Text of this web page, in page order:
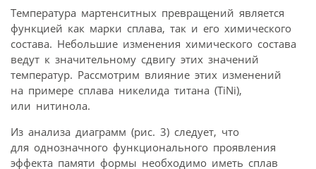
Температура мартенситных превращений является
функцией как марки сплава, так и его химического
состава. Небольшие изменения химического состава
ведут к значительному сдвигу этих значений
температур. Рассмотрим влияние этих изменений
на примере сплава никелида титана (TiNi),
или нитинола.
Из анализа диаграмм (рис. 3) следует, что
для однозначного функционального проявления
эффекта памяти формы необходимо иметь сплав